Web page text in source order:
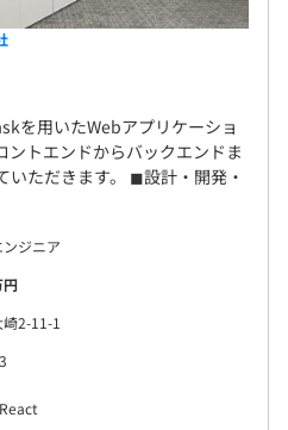
を用いたWebアプリケーショ
ントエンドからバックエンドま
いただきます。 ◼︎設計・開発・
ジニア
円
2-11-1
React